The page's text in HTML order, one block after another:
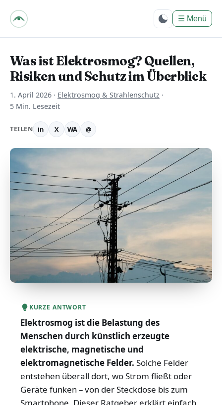
☰ Menü
Was ist Elektrosmog? Quellen,
Risiken und Schutz im Überblick
1. April 2026 · Elektrosmog & Strahlenschutz ·
5 Min. Lesezeit
TEILEN in X WA @
KURZE ANTWORT
Elektrosmog ist die Belastung des
Menschen durch künstlich erzeugte
elektrische, magnetische und
elektromagnetische Felder. Solche Felder
entstehen überall dort, wo Strom fließt oder
Geräte funken – von der Steckdose bis zum